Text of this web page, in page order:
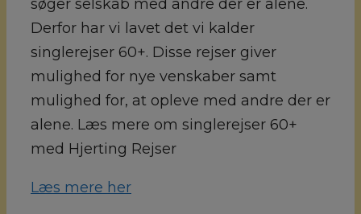
søger selskab med andre der er alene.
Derfor har vi lavet det vi kalder
singlerejser 60+. Disse rejser giver
mulighed for nye venskaber samt
mulighed for, at opleve med andre der er
alene. Læs mere om singlerejser 60+
med Hjerting Rejser
Læs mere her